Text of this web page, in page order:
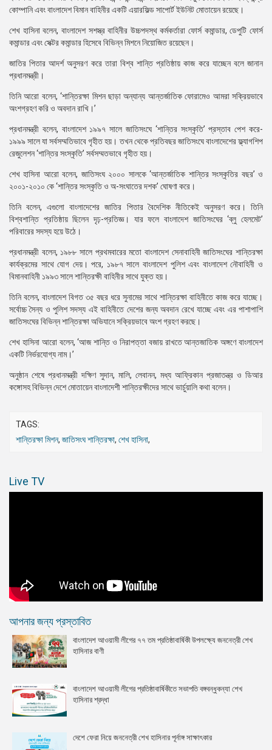
কোম্পানি এবং বাংলাদেশ বিমান বাহিনীর একটি এয়ারফিল্ড সাপোর্ট ইউনিট মোতায়েন রয়েছে।
শেখ হাসিনা বলেন, বাংলাদেশ সশস্ত্র বাহিনীর উচ্চপদস্থ কর্মকর্তারা ফোর্স কমান্ডার, ডেপুটি ফোর্স
কমান্ডার এবং সেক্টর কমান্ডার হিসেবে বিভিন্ন মিশনে নিয়োজিত রয়েছেন।
জাতির পিতার আদর্শ অনুসরণ করে তারা বিশ্ব শান্তি প্রতিষ্ঠায় কাজ করে যাচ্ছেন বলে জানান
প্রধানমন্ত্রী।
তিনি আরো বলেন, ‘শান্তিরক্ষা মিশন ছাড়া অন্যান্য আন্তর্জাতিক ফোরামেও আমরা সক্রিয়ভাবে
অংশগ্রহণ করি ও অবদান রাখি।’
প্রধানমন্ত্রী বলেন, বাংলাদেশ ১৯৯৭ সালে জাতিসংঘে ‘শান্তির সংস্কৃতি’ প্রস্তাব পেশ করে-
১৯৯৯ সালে যা সর্বসম্মতিভাবে গৃহীত হয়। তখন থেকে প্রতিবছর জাতিসংঘে বাংলাদেশের ফ্ল্যাগশিপ
রেজুলেশন ‘শান্তির সংস্কৃতি’ সর্বসম্মতভাবে গৃহীত হয়।
শেখ হাসিনা আরো বলেন, জাতিসংঘ ২০০০ সালকে ‘আন্তর্জাতিক শান্তির সংস্কৃতির বছর’ ও
২০০১-২০১০ কে ‘শান্তির সংস্কৃতি ও অ-সংঘাতের দশক’ ঘোষণা করে।
তিনি বলেন, এগুলো বাংলাদেশের জাতির পিতার বৈদেশিক নীতিকেই অনুসরণ করে। তিনি
বিশ্বশান্তি প্রতিষ্ঠায় ছিলেন দৃঢ়-প্রতিজ্ঞ। যার ফলে বাংলাদেশ জাতিসংঘের ‘ব্লু হেলমেট’
পরিবারের সদস্য হয়ে উঠে।
প্রধানমন্ত্রী বলেন, ১৯৮৮ সালে প্রথমবারের মতো বাংলাদেশ সেনাবাহিনী জাতিসংঘের শান্তিরক্ষা
কার্যক্রমের সাথে যোগ দেয়। পরে, ১৯৮৭ সালে বাংলাদেশ পুলিশ এবং বাংলাদেশ নৌবাহিনী ও
বিমানবাহিনী ১৯৯৩ সালে শান্তিরক্ষী বাহিনীর সাথে যুক্ত হয়।
তিনি বলেন, বাংলাদেশ বিগত ৩৫ বছর ধরে সুনামের সাথে শান্তিরক্ষা বাহিনীতে কাজ করে যাচ্ছে।
সর্বোচ্চ সৈন্য ও পুলিশ সদস্য এই বাহিনীতে দেশের জন্য অবদান রেখে যাচ্ছে এবং এর পাশাপাশি
জাতিসংঘের বিভিন্ন শান্তিরক্ষা অভিযানে সক্রিয়ভাবে অংশ গ্রহণ করছে।
শেখ হাসিনা আরো বলেন, ‘আজ শান্তি ও নিরাপত্তা বজায় রাখতে আন্তজাতিক অঙ্গণে বাংলাদেশ
একটি নির্ভরযোগ্য নাম।’
অনুষ্ঠান শেষে প্রধানমন্ত্রী দক্ষিণ সুদান, মালি, লেবানন, মধ্য আফ্রিকান প্রজাতন্ত্র ও ডিআর
কঙ্গোসহ বিভিন্ন দেশে মোতায়েন বাংলাদেশী শান্তিরক্ষীদের সাথে ভার্চুয়ালি কথা বলেন।
TAGS:
শান্তিরক্ষা মিশন, জাতিসংঘ শান্তিরক্ষা, শেখ হাসিনা,
Live TV
আপনার জন্য প্রস্তাবিত
বাংলাদেশ আওয়ামী লীগের ৭৭ তম প্রতিষ্ঠাবার্ষিকী উপলক্ষ্যে জননেত্রী শেখ
হাসিনার বাণী
বাংলাদেশ আওয়ামী লীগের প্রতিষ্ঠাবার্ষিকীতে সভাপতি বঙ্গবন্ধুকন্যা শেখ
হাসিনার শ্রদ্ধা
দেশে ফেরা নিয়ে জননেত্রী শেখ হাসিনার পূর্নাঙ্গ সাক্ষাৎকার